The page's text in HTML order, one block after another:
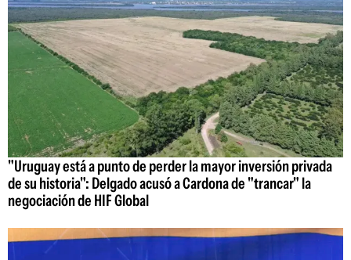
"Uruguay está a punto de perder la mayor inversión privada
de su historia": Delgado acusó a Cardona de "trancar" la
negociación de HIF Global